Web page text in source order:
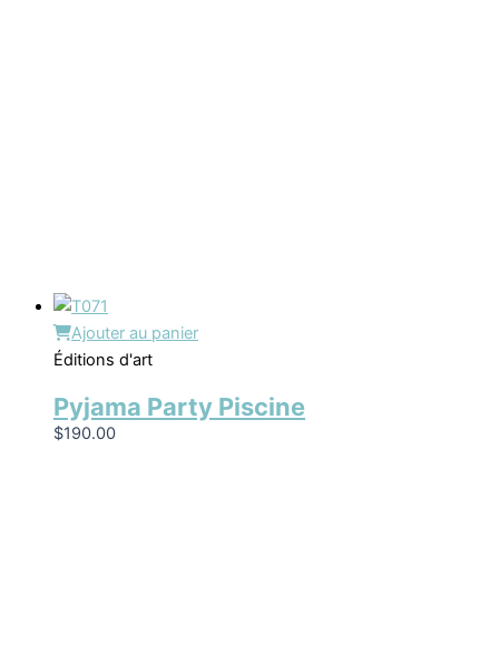
Ajouter au panier
Éditions d'art
Pyjama Party Piscine
$190.00